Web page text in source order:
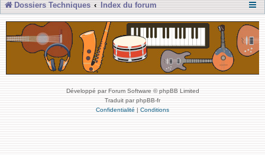
Dossiers Techniques Index du forum
Développé par Forum Software © phpBB Limited
Traduit par phpBB-fr
Confidentialité | Conditions